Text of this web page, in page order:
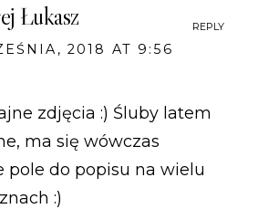
Łukasz
2018 AT 9:56
REPLY
zdjęcia :) Śluby latem
ma się wówczas
pole do popisu na wielu
:)